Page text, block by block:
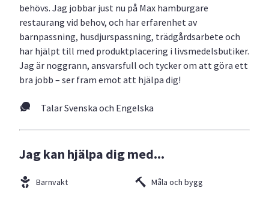
behövs. Jag jobbar just nu på Max hamburgare
restaurang vid behov, och har erfarenhet av
barnpassning, husdjurs­passning, trädgårdsarbete och
har hjälpt till med produktplacering i livsmedelsbutiker.
Jag är noggrann, ansvarsfull och tycker om att göra ett
bra jobb – ser fram emot att hjälpa dig!
Talar Svenska och Engelska
Jag kan hjälpa dig med...
Barnvakt
Måla och bygg